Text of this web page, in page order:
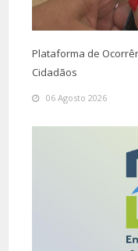
Plataforma de
Cidadãos
06 Agosto 2026